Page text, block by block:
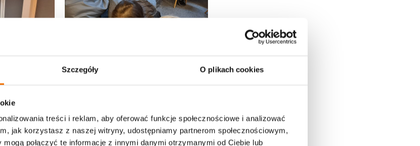
Szczegóły O plikach cookies
treści i reklam, aby oferować funkcje społecznościowe i analizować
jak korzystasz z naszej witryny, udostępniamy partnerom społecznościowym,
połączyć te informacje z innymi danymi otrzymanymi od Ciebie lub